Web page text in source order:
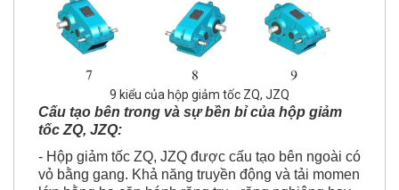
9 kiểu của hộp giảm tốc ZQ, JZQ
Cấu tạo bên trong và sự bền bỉ của hộp giảm
tốc ZQ, JZQ:
- Hộp giảm tốc ZQ, JZQ được cấu tạo bên ngoài có
vỏ bằng gang. Khả năng truyền động và tải momen